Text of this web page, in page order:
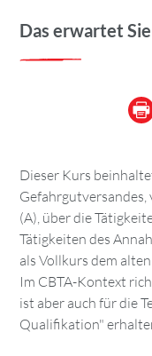
Das erwartet
Dieser Kurs
Gefahrgutversandes,
(A), über die
Tätigkeiten des
als Vollkurs dem
Im CBTA-Kontext
ist aber auch für die
Qualifikation"